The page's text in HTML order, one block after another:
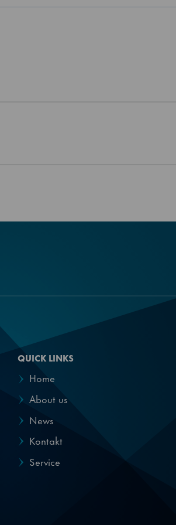
QUICK LINKS
Home
About us
News
Kontakt
Service